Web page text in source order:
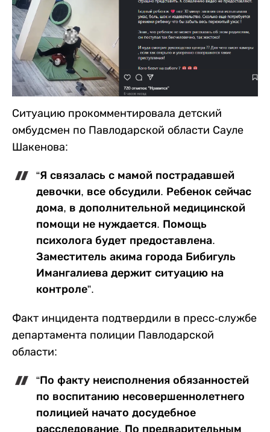
Ситуацию прокомментировала детский
омбудсмен по Павлодарской области Сауле
Шакенова:
“Я связалась с мамой пострадавшей
девочки, все обсудили. Ребенок сейчас
дома, в дополнительной медицинской
помощи не нуждается. Помощь
психолога будет предоставлена.
Заместитель акима города Бибигуль
Имангалиева держит ситуацию на
контроле”.
Факт инцидента подтвердили в пресс-службе
департамента полиции Павлодарской
области:
“По факту неисполнения обязанностей
по воспитанию несовершеннолетнего
полицией начато досудебное
расследование. По предварительным